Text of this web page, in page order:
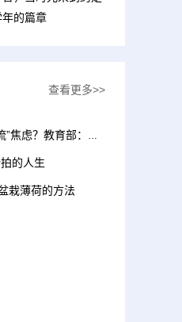
的篇章
查看更多>>
如何缓解家长“职普分流”焦虑？教育部：新建优质普通高中 增加招生计划
的人生
栽薄荷的方法